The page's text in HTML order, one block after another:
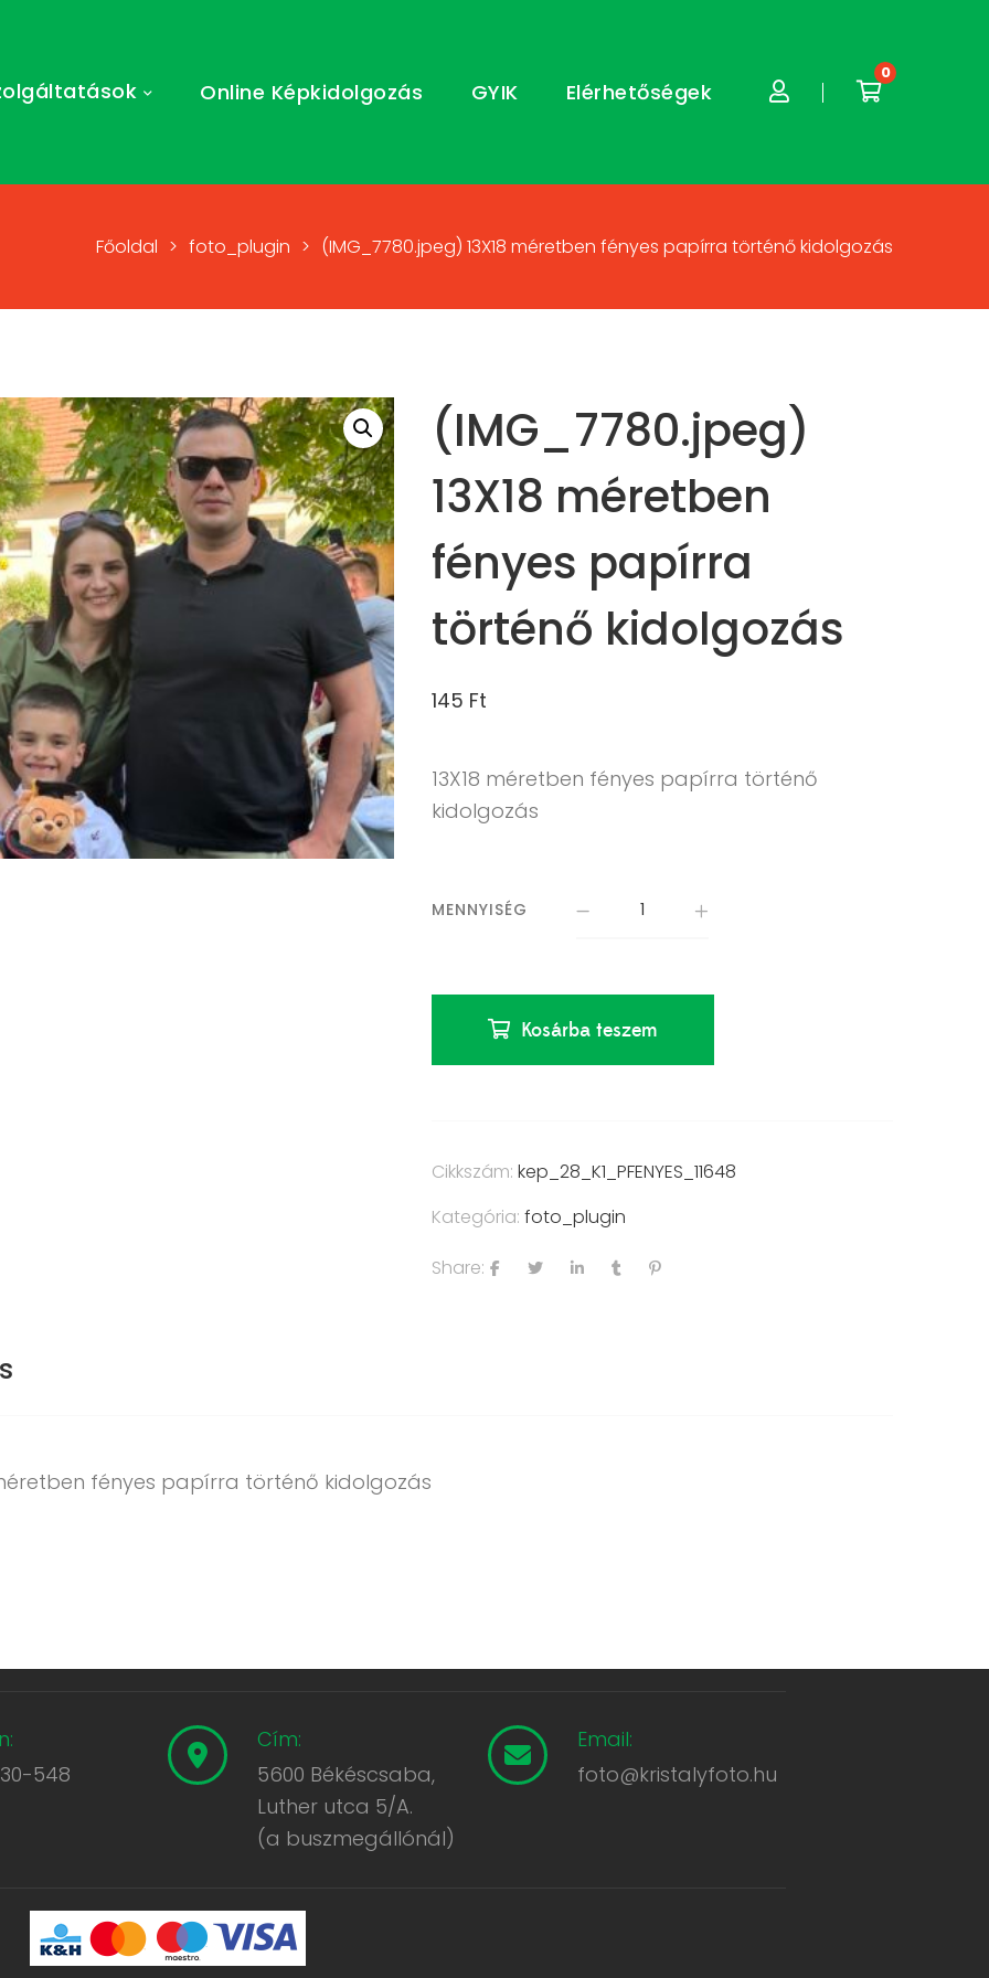
Online Képkidolgozás GYIK Elérhetőségek
0
Főoldal > foto_plugin > (IMG_7780.jpeg) 13X18 méretben fényes papírra történő kidolgozás
(IMG_7780.jpeg)
13X18 méretben
fényes papírra
történő kidolgozás
145 Ft
13X18 méretben fényes papírra történő
kidolgozás
MENNYISÉG
Kosárba teszem
Cikkszám:kep_28_K1_PFENYES_11648
Kategória:foto_plugin
Share:
fényes papírra történő kidolgozás
548
Cím:
5600 Békéscsaba,
Luther utca 5/A.
(a buszmegállónál)
Email:
foto@kristalyfoto.hu